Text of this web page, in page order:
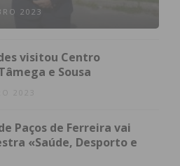
2023
visitou Centro
e Sousa
2023
Paços de Ferreira vai
«Saúde, Desporto e